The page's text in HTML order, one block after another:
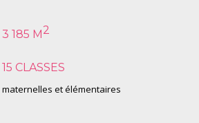
3 185 M 2
15 CLASSES
maternelles et élémentaires